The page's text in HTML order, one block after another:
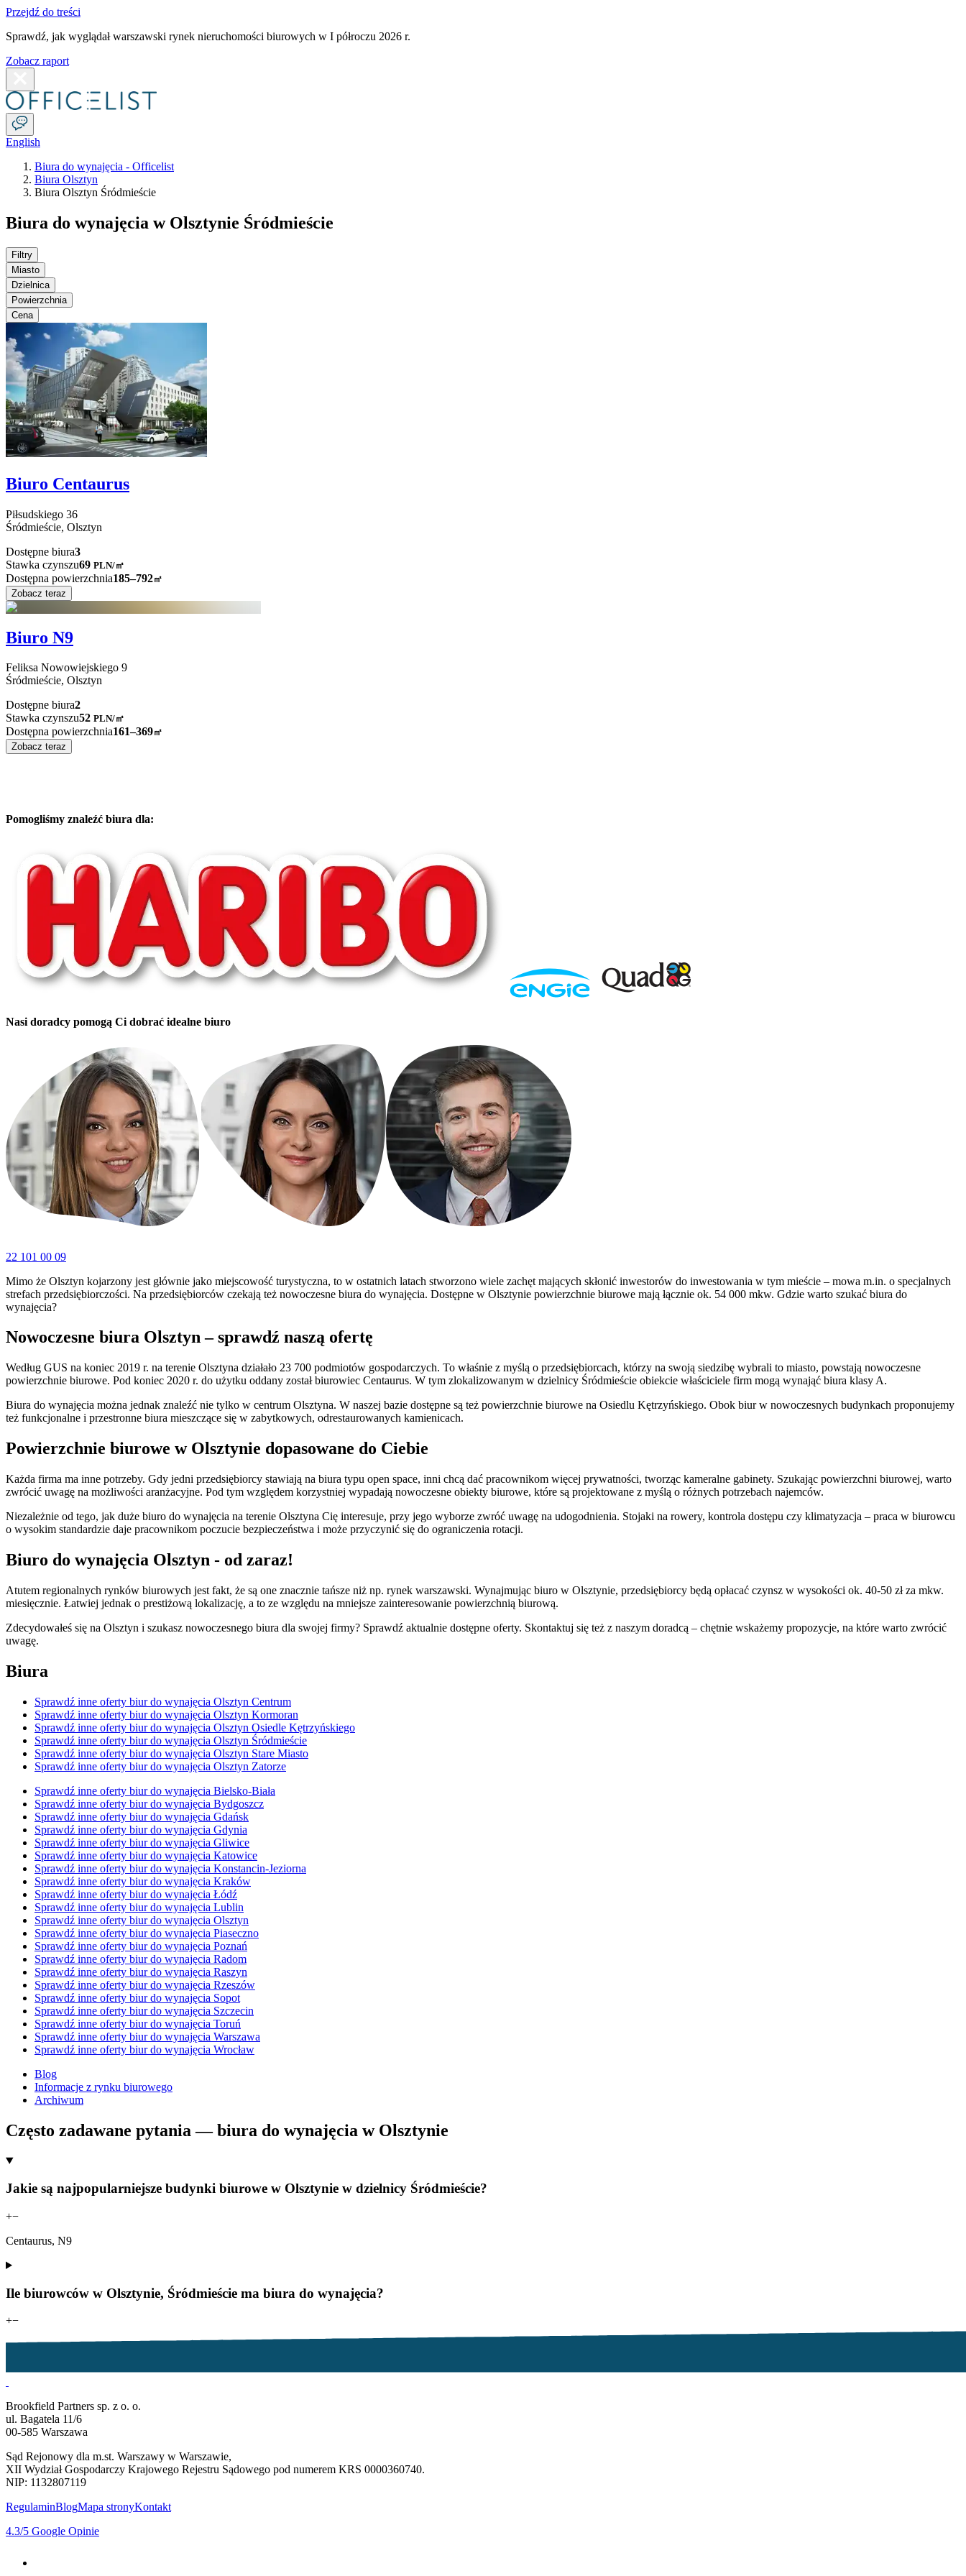
Przejdź do treści
Sprawdź, jak wyglądał warszawski rynek nieruchomości biurowych w I półroczu 2026 r.
Zobacz raport
English
Biura do wynajęcia - Officelist
Biura Olsztyn
Biura Olsztyn Śródmieście
Biura do wynajęcia w Olsztynie Śródmieście
Filtry
Miasto
Dzielnica
Powierzchnia
Cena
Biuro Centaurus
Piłsudskiego 36
Śródmieście, Olsztyn
Dostępne biura3
Stawka czynszu69 PLN/㎡
Dostępna powierzchnia185–792㎡
Zobacz teraz
Biuro N9
Feliksa Nowowiejskiego 9
Śródmieście, Olsztyn
Dostępne biura2
Stawka czynszu52 PLN/㎡
Dostępna powierzchnia161–369㎡
Zobacz teraz
Pomogliśmy znaleźć biura dla:
Nasi doradcy pomogą Ci dobrać idealne biuro
22 101 00 09
Mimo że Olsztyn kojarzony jest głównie jako miejscowość turystyczna, to w ostatnich latach stworzono wiele zachęt mających skłonić inwestorów do inwestowania w tym mieście – mowa m.in. o specjalnych
strefach przedsiębiorczości. Na przedsiębiorców czekają też nowoczesne biura do wynajęcia. Dostępne w Olsztynie powierzchnie biurowe mają łącznie ok. 54 000 mkw. Gdzie warto szukać biura do
wynajęcia?
Nowoczesne biura Olsztyn – sprawdź naszą ofertę
Według GUS na koniec 2019 r. na terenie Olsztyna działało 23 700 podmiotów gospodarczych. To właśnie z myślą o przedsiębiorcach, którzy na swoją siedzibę wybrali to miasto, powstają nowoczesne
powierzchnie biurowe. Pod koniec 2020 r. do użytku oddany został biurowiec Centaurus. W tym zlokalizowanym w dzielnicy Śródmieście obiekcie właściciele firm mogą wynająć biura klasy A.
Biura do wynajęcia można jednak znaleźć nie tylko w centrum Olsztyna. W naszej bazie dostępne są też powierzchnie biurowe na Osiedlu Kętrzyńskiego. Obok biur w nowoczesnych budynkach proponujemy
też funkcjonalne i przestronne biura mieszczące się w zabytkowych, odrestaurowanych kamienicach.
Powierzchnie biurowe w Olsztynie dopasowane do Ciebie
Każda firma ma inne potrzeby. Gdy jedni przedsiębiorcy stawiają na biura typu open space, inni chcą dać pracownikom więcej prywatności, tworząc kameralne gabinety. Szukając powierzchni biurowej, warto
zwrócić uwagę na możliwości aranżacyjne. Pod tym względem korzystniej wypadają nowoczesne obiekty biurowe, które są projektowane z myślą o różnych potrzebach najemców.
Niezależnie od tego, jak duże biuro do wynajęcia na terenie Olsztyna Cię interesuje, przy jego wyborze zwróć uwagę na udogodnienia. Stojaki na rowery, kontrola dostępu czy klimatyzacja – praca w biurowcu
o wysokim standardzie daje pracownikom poczucie bezpieczeństwa i może przyczynić się do ograniczenia rotacji.
Biuro do wynajęcia Olsztyn - od zaraz!
Atutem regionalnych rynków biurowych jest fakt, że są one znacznie tańsze niż np. rynek warszawski. Wynajmując biuro w Olsztynie, przedsiębiorcy będą opłacać czynsz w wysokości ok. 40-50 zł za mkw.
miesięcznie. Łatwiej jednak o prestiżową lokalizację, a to ze względu na mniejsze zainteresowanie powierzchnią biurową.
Zdecydowałeś się na Olsztyn i szukasz nowoczesnego biura dla swojej firmy? Sprawdź aktualnie dostępne oferty. Skontaktuj się też z naszym doradcą – chętnie wskażemy propozycje, na które warto zwrócić
uwagę.
Biura
Sprawdź inne oferty biur do wynajęcia Olsztyn Centrum
Sprawdź inne oferty biur do wynajęcia Olsztyn Kormoran
Sprawdź inne oferty biur do wynajęcia Olsztyn Osiedle Kętrzyńskiego
Sprawdź inne oferty biur do wynajęcia Olsztyn Śródmieście
Sprawdź inne oferty biur do wynajęcia Olsztyn Stare Miasto
Sprawdź inne oferty biur do wynajęcia Olsztyn Zatorze
Sprawdź inne oferty biur do wynajęcia Bielsko-Biała
Sprawdź inne oferty biur do wynajęcia Bydgoszcz
Sprawdź inne oferty biur do wynajęcia Gdańsk
Sprawdź inne oferty biur do wynajęcia Gdynia
Sprawdź inne oferty biur do wynajęcia Gliwice
Sprawdź inne oferty biur do wynajęcia Katowice
Sprawdź inne oferty biur do wynajęcia Konstancin-Jeziorna
Sprawdź inne oferty biur do wynajęcia Kraków
Sprawdź inne oferty biur do wynajęcia Łódź
Sprawdź inne oferty biur do wynajęcia Lublin
Sprawdź inne oferty biur do wynajęcia Olsztyn
Sprawdź inne oferty biur do wynajęcia Piaseczno
Sprawdź inne oferty biur do wynajęcia Poznań
Sprawdź inne oferty biur do wynajęcia Radom
Sprawdź inne oferty biur do wynajęcia Raszyn
Sprawdź inne oferty biur do wynajęcia Rzeszów
Sprawdź inne oferty biur do wynajęcia Sopot
Sprawdź inne oferty biur do wynajęcia Szczecin
Sprawdź inne oferty biur do wynajęcia Toruń
Sprawdź inne oferty biur do wynajęcia Warszawa
Sprawdź inne oferty biur do wynajęcia Wrocław
Blog
Informacje z rynku biurowego
Archiwum
Często zadawane pytania — biura do wynajęcia w Olsztynie
Jakie są najpopularniejsze budynki biurowe w Olsztynie w dzielnicy Śródmieście?
+−
Centaurus, N9
Ile biurowców w Olsztynie, Śródmieście ma biura do wynajęcia?
+−
Brookfield Partners sp. z o. o.
ul. Bagatela 11/6
00-585 Warszawa
Sąd Rejonowy dla m.st. Warszawy w Warszawie,
XII Wydział Gospodarczy Krajowego Rejestru Sądowego pod numerem KRS 0000360740.
NIP: 1132807119
RegulaminBlogMapa stronyKontakt
4.3/5 Google Opinie